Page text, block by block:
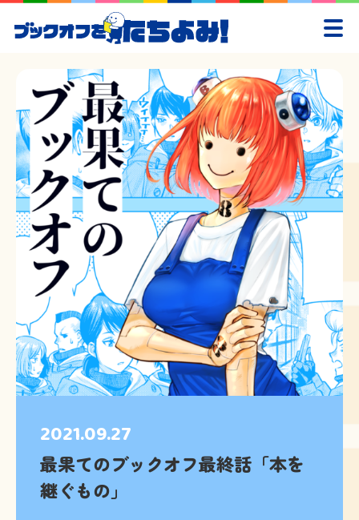
2021.09.27
最果てのブックオフ最終話「本を
継ぐもの」